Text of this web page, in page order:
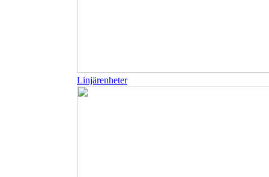
Linjärenheter